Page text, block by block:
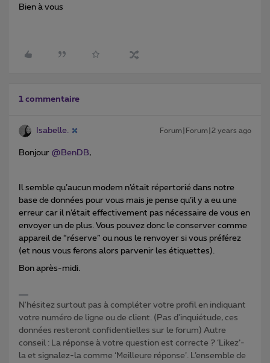
Bien à vous
1 commentaire
Isabelle. Forum|Forum|2 years ago
Bonjour @BenDB,
Il semble qu’aucun modem n’était répertorié dans notre
base de données pour vous mais je pense qu’il y a eu une
erreur car il n’était effectivement pas nécessaire de vous en
envoyer un de plus. Vous pouvez donc le conserver comme
appareil de “réserve” ou nous le renvoyer si vous préférez
(et nous vous ferons alors parvenir les étiquettes).
Bon après-midi.
N'hésitez surtout pas à compléter votre profil en indiquant
votre numéro de ligne ou de client. (Pas d'inquiétude, ces
données resteront confidentielles sur le forum) Autre
conseil : La réponse à votre question est correcte ? ‘Likez’-
la et signalez-la comme ‘Meilleure réponse’. L’ensemble de